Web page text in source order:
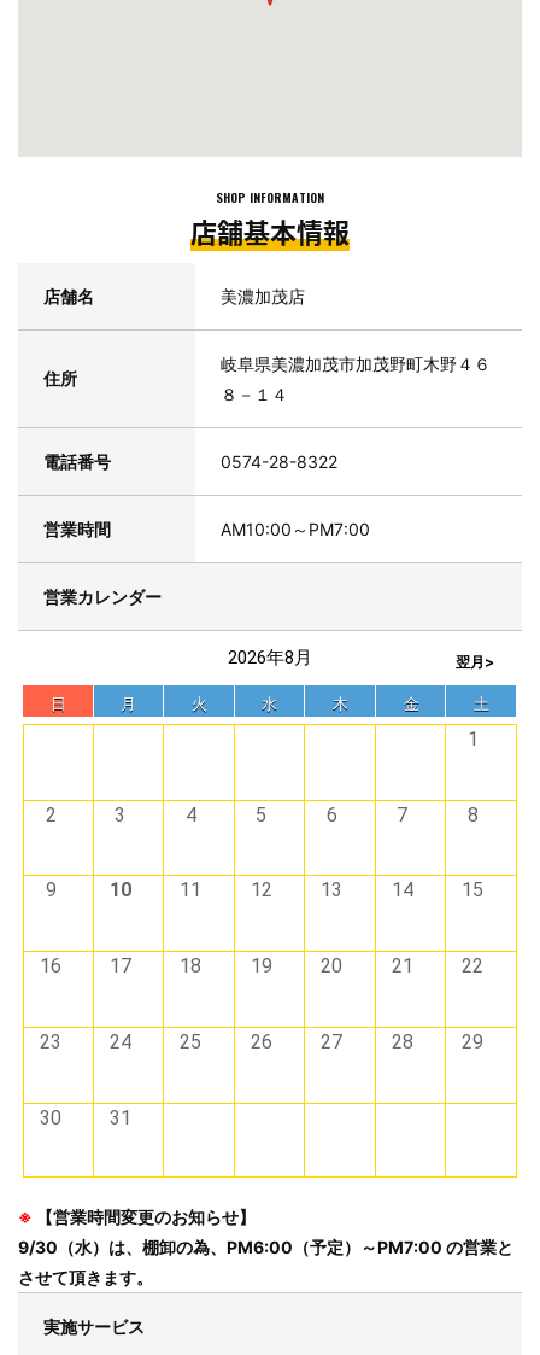
合に限らせていただきます）
SHOP INFORMATION
店舗基本情報
店舗名 美濃加茂店
住所
岐阜県美濃加茂市加茂野町木野４６
８－１４
電話番号 0574-28-8322
営業時間 AM10:00～PM7:00
営業カレンダー
2026年8月 翌月>
日 月 火 水 木 金
土
1
2 3 4 5 6 7 8
9 10 11 12 13 14 15
16 17 18 19 20 21 22
23 24 25 26 27 28 29
30 31
※ 【営業時間変更のお知らせ】
9/30（水）は、棚卸の為、PM6:00（予定）～PM7:00 の営業と
させて頂きます。
実施サービス